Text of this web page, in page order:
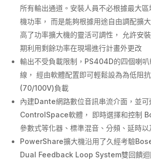
所有輸出通道。安裝人員不必根據最大
機功率， 而是能夠根據用途自由調配擴
高了功率擴大機的靈活可調性， 允許安
期利用剩餘功率在現場進行計畫外更改
輸出不受負載限制，PS404D的四個喇
線， 經由軟體配置即可輕鬆設為為低阻
(70/100V)負載
內建Dante網路數位音訊串流介面，並
ControlSpace軟體， 即時選擇和控制
參數式等化器、標準混音、分頻、延時
PowerShare擴大機沿用了久經考驗
Dual Feedback Loop System雙回饋迴